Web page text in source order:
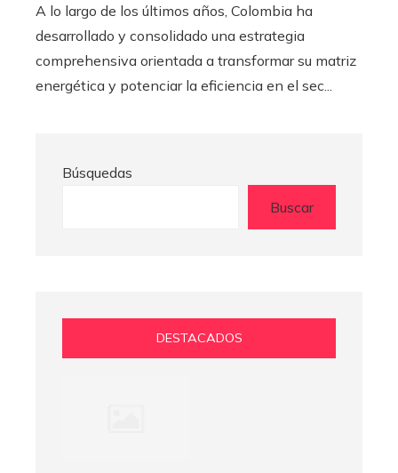
A lo largo de los últimos años, Colombia ha
desarrollado y consolidado una estrategia
comprehensiva orientada a transformar su matriz
energética y potenciar la eficiencia en el sec...
Búsquedas
Buscar
DESTACADOS